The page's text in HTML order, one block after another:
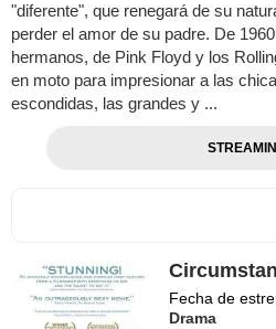
"diferente", que renegará de su
perder el amor de su padre. De
hermanos, de Pink Floyd y los
en moto para impresionar a las
escondidas, las grandes y ...
Fecha de
Drama